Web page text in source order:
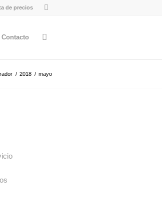
de precios
Contacto
/ 2018 / mayo